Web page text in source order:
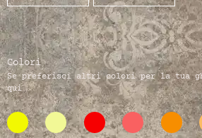
Colori
Se preferisci altri colori per la tua
qui